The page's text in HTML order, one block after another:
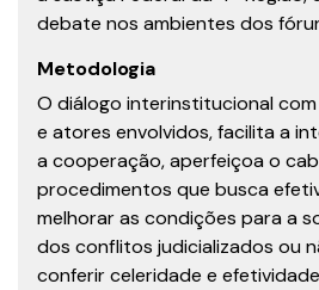
debate nos ambientes dos
Metodologia
O diálogo interinstitucional
e atores envolvidos, facilita a
a cooperação, aperfeiçoa o
procedimentos que busca
melhorar as condições para a
dos conflitos judicializados ou
conferir celeridade e